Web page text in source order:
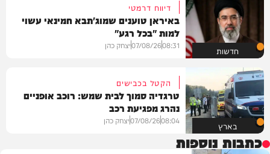
חדשות
דיווח דרמטי
באיראן טוענים שמוג'תבא חמינאי עשוי
למות "בכל רגע"
08:31
07/08/26יצחק כהן
בארץ
הקטל בכבישים
טרגדיה סמוך לבית שמש: רוכב אופניים
נהרג מפגיעת רכב
08:04
07/08/26יצחק כהן
כתבות נוספות